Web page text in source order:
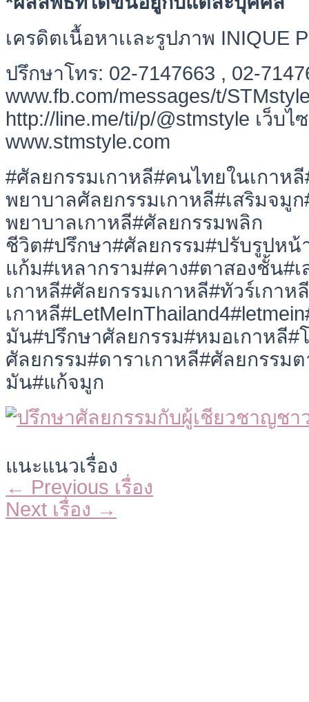
เครดิตเนื้อหาเเละรูปภาพ INIQUE
ปรึกษาโทร: 02-7147663 , 02-
www.fb.com/messages/t/
http://line.me/ti/p/@stmstyle เว็บไ
www.stmstyle.com
#ศัลยกรรมเกาหลี#คนไทยในเกาห
พยาบาลศัลยกรรมเกาหลี#เสริมจมู
พยาบาลเกาหลี#ศัลยกรรมพลิก
ชีวิต#ปรึกษา#ศัลยกรรม#ปรับรูปห
แก้ม#เหลากราม#คาง#ตาสองชั้น#เ
เกาหลี#ศัลยกรรมเกาหลี#ทัวร์เกาห
เกาหลี
มัน#ปรึกษาศัลยกรรม#หมอเกาหลี#
ศัลยกรรม#ดาราเกาหลี#ศัลยกรรม
มัน#แก้จมูก
แนะแนวเรื่อง
← Previous เรื่อง
Next เรื่อง →